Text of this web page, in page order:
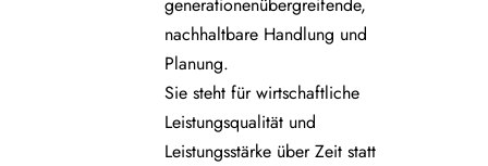
nachhaltbare Handlung und
Planung.
Sie steht für wirtschaftliche
Leistungsqualität und
Leistungsstärke über Zeit statt